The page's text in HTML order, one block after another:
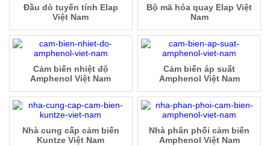
Bộ mã hóa quay Elap Việt
Nam
Đầu dò tuyến tính Elap
Việt Nam
Cảm biến áp suất
Amphenol Việt Nam
Cảm biến nhiệt độ
Amphenol Việt Nam
Nhà phân phối cảm biến
Amphenol Việt Nam
Nhà cung cấp cảm biến
Kuntze Việt Nam